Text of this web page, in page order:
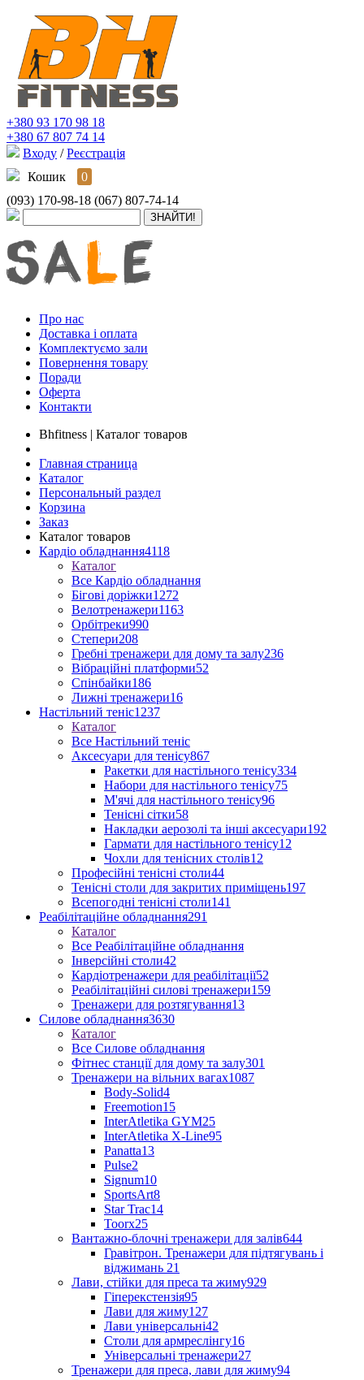
+380 93 170 98 18
+380 67 807 74 14
Входу / Реєстрація
Кошик
0
(093) 170-98-18 (067) 807-74-14
Про нас
Доставка і оплата
Комплектуємо зали
Повернення товару
Поради
Оферта
Контакти
Bhfitness | Каталог товаров
Главная страница
Каталог
Персональный раздел
Корзина
Заказ
Каталог товаров
Кардіо обладнання4118
Каталог
Все Кардіо обладнання
Бігові доріжки1272
Велотренажери1163
Орбітреки990
Степери208
Гребні тренажери для дому та залу236
Вібраційні платформи52
Спінбайки186
Лижні тренажери16
Настільний теніс1237
Каталог
Все Настільний теніс
Аксесуари для тенісу867
Ракетки для настільного тенісу334
Набори для настільного тенісу75
М'ячі для настільного тенісу96
Тенісні сітки58
Накладки аерозолі та інші аксесуари192
Гармати для настільного тенісу12
Чохли для тенісних столів12
Професійні тенісні столи44
Тенісні столи для закритих приміщень197
Всепогодні тенісні столи141
Реабілітаційне обладнання291
Каталог
Все Реабілітаційне обладнання
Інверсійні столи42
Кардіотренажери для реабілітації52
Реабілітаційні силові тренажери159
Тренажери для розтягування13
Силове обладнання3630
Каталог
Все Силове обладнання
Фітнес станції для дому та залу301
Тренажери на вільних вагах1087
Body-Solid4
Freemotion15
InterAtletika GYM25
InterAtletika X-Line95
Panatta13
Pulse2
Signum10
SportsArt8
Star Trac14
Toorx25
Вантажно-блочні тренажери для залів644
Гравітрон. Тренажери для підтягувань і
віджимань 21
Лави, стійки для преса та жиму929
Гіперекстензія95
Лави для жиму127
Лави універсальні42
Столи для армреслінгу16
Універсальні тренажери27
Тренажери для преса, лави для жиму94